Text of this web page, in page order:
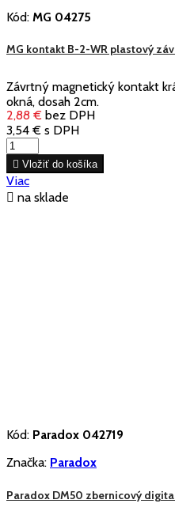
Kód: MG 04275
MG kontakt B-2-WR plastový
Závrtný magnetický kontakt
okná, dosah 2cm.
2,88 € bez DPH
3,54 € s DPH
 Vložiť do košíka
Viac
 na sklade
Kód: Paradox 042719
Značka: Paradox
Paradox DM50 zbernicový